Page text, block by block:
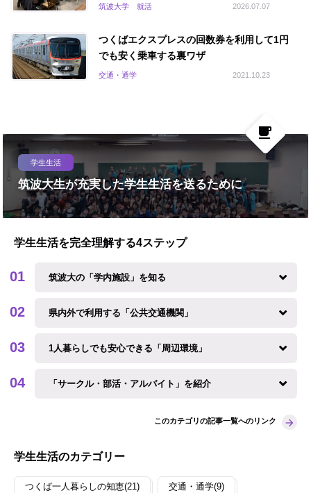
2026.07.07
筑波大学 就活
つくばエクスプレスの回数券を利用して1円
でも安く乗車する裏ワザ
2021.10.23
交通・通学
local_cafe
学生生活
筑波大生が充実した学生生活を送るために
学生生活を完全理解する4ステップ
筑波大の「学内施設」を知る
県内外で利用する「公共交通機関」
1人暮らしでも安心できる「周辺環境」
「サークル・部活・アルバイト」を紹介
このカテゴリの記事一覧へのリンク
学生生活のカテゴリー
つくば一人暮らしの知恵(21) 交通・通学(9)